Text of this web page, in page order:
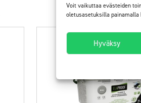
Voit vaikuttaa evästeiden
oletusasetuksilla
Hyväksy